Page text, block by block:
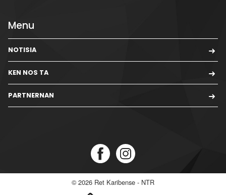
Menu
NOTISIA
KEN NOS TA
PARTNERNAN
© 2026 Ret Karibense - NTR